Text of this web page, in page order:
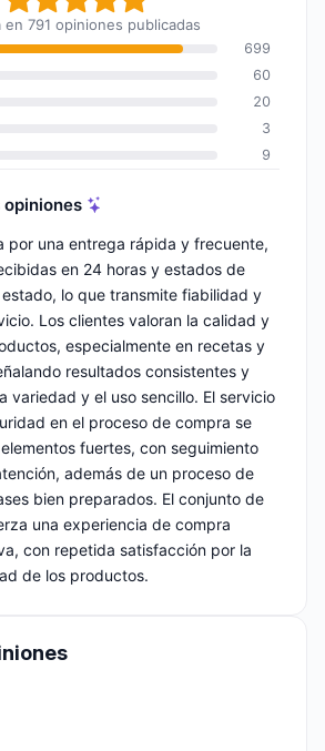
Calificación global: 9,6
en 791 opiniones publicadas
699
60
20
3
9
opiniones
por una entrega rápida y frecuente,
en 24 horas y estados de
lo que transmite fiabilidad y
Los clientes valoran la calidad y
especialmente en recetas y
resultados consistentes y
variedad y el uso sencillo. El servicio
en el proceso de compra se
fuertes, con seguimiento
además de un proceso de
bien preparados. El conjunto de
una experiencia de compra
con repetida satisfacción por la
de los productos.